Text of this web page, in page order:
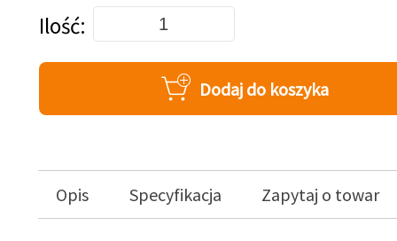
Dodaj do koszyka
Ilość
Dodaj do koszyka
Opis Specyfikacja Zapytaj o towar